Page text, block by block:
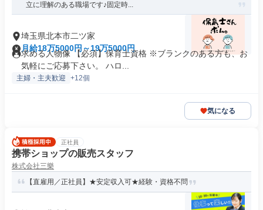
立に理解のある職場です♪固定時...
埼玉県北本市二ツ家
月給18万5000円～19万5000円
求める人物像 【必須】保育士資格 ※ブランクのある方も、お
気軽にご応募下さい。 ハロ...
主婦・主夫歓迎 +12個
気になる
正社員
携帯ショップの販売スタッフ
株式会社三樂
【直雇用／正社員】★安定収入可★経験・資格不問